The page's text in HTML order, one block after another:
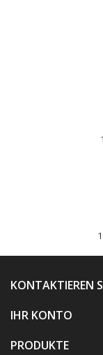
KONTAKTIEREN
IHR KONTO
PRODUKTE